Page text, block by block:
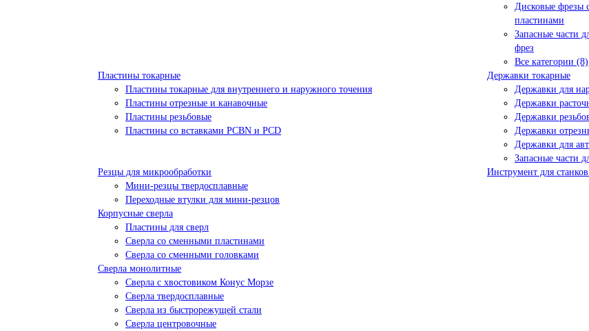
Дисковые фрезы
пластинами
Запасные части
фрез
Все категории (8)
Пластины токарные
Пластины токарные для внутреннего и наружного точения
Пластины отрезные и канавочные
Пластины резьбовые
Пластины со вставками PCBN и PCD
Державки токарные
Державки для
Державки
Державки
Державки
Державки для
Запасные части
Резцы для микрообработки
Мини-резцы твердосплавные
Переходные втулки для мини-резцов
Инструмент для
Корпусные сверла
Пластины для сверл
Сверла со сменными пластинами
Сверла со сменными головками
Сверла монолитные
Сверла с хвостовиком Конус Морзе
Сверла твердосплавные
Сверла из быстрорежущей стали
Сверла центровочные